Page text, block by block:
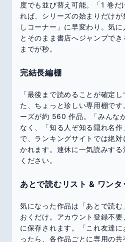
度でも並び替え可能。「1 巻
れば、シリーズの始まりだけ
しコーナー」に早変わり。気
とそのまま書店へジャンプで
までが秒。
完結長編棚
「最後まで読めることが確定
た、ちょっと珍しい専用棚で
ーズが約 560 作品。「みんな
なく、「知る人ぞ知る隠れ名
で、ランキングサイトでは絶
かれます。連休に一気読みす
ください。
あとで読むリスト & ワンタ
気になった作品は「あとで読
おくだけ。アカウント登録不
に保存されます。「これ友達
ったら、各作品ごとに専用の